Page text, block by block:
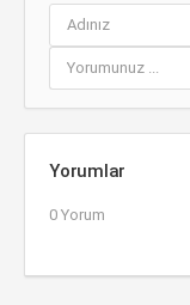
Yorumlar
0 Yorum